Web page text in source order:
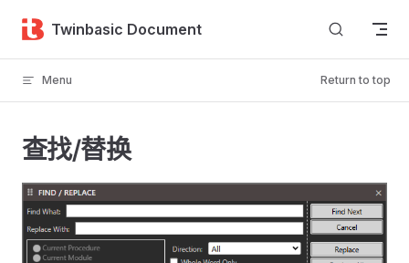
Skip to content
Twinbasic Document
Menu Return to top
查找/替换